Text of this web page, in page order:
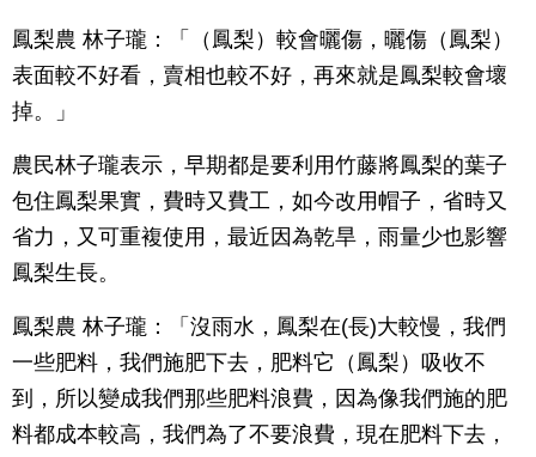
鳳梨農 林子瓏：「（鳳梨）較會曬傷，曬傷（鳳梨）
表面較不好看，賣相也較不好，再來就是鳳梨較會壞
掉。」
農民林子瓏表示，早期都是要利用竹藤將鳳梨的葉子
包住鳳梨果實，費時又費工，如今改用帽子，省時又
省力，又可重複使用，最近因為乾旱，雨量少也影響
鳳梨生長。
鳳梨農 林子瓏：「沒雨水，鳳梨在(長)大較慢，我們
一些肥料，我們施肥下去，肥料它（鳳梨）吸收不
到，所以變成我們那些肥料浪費，因為像我們施的肥
料都成本較高，我們為了不要浪費，現在肥料下去，